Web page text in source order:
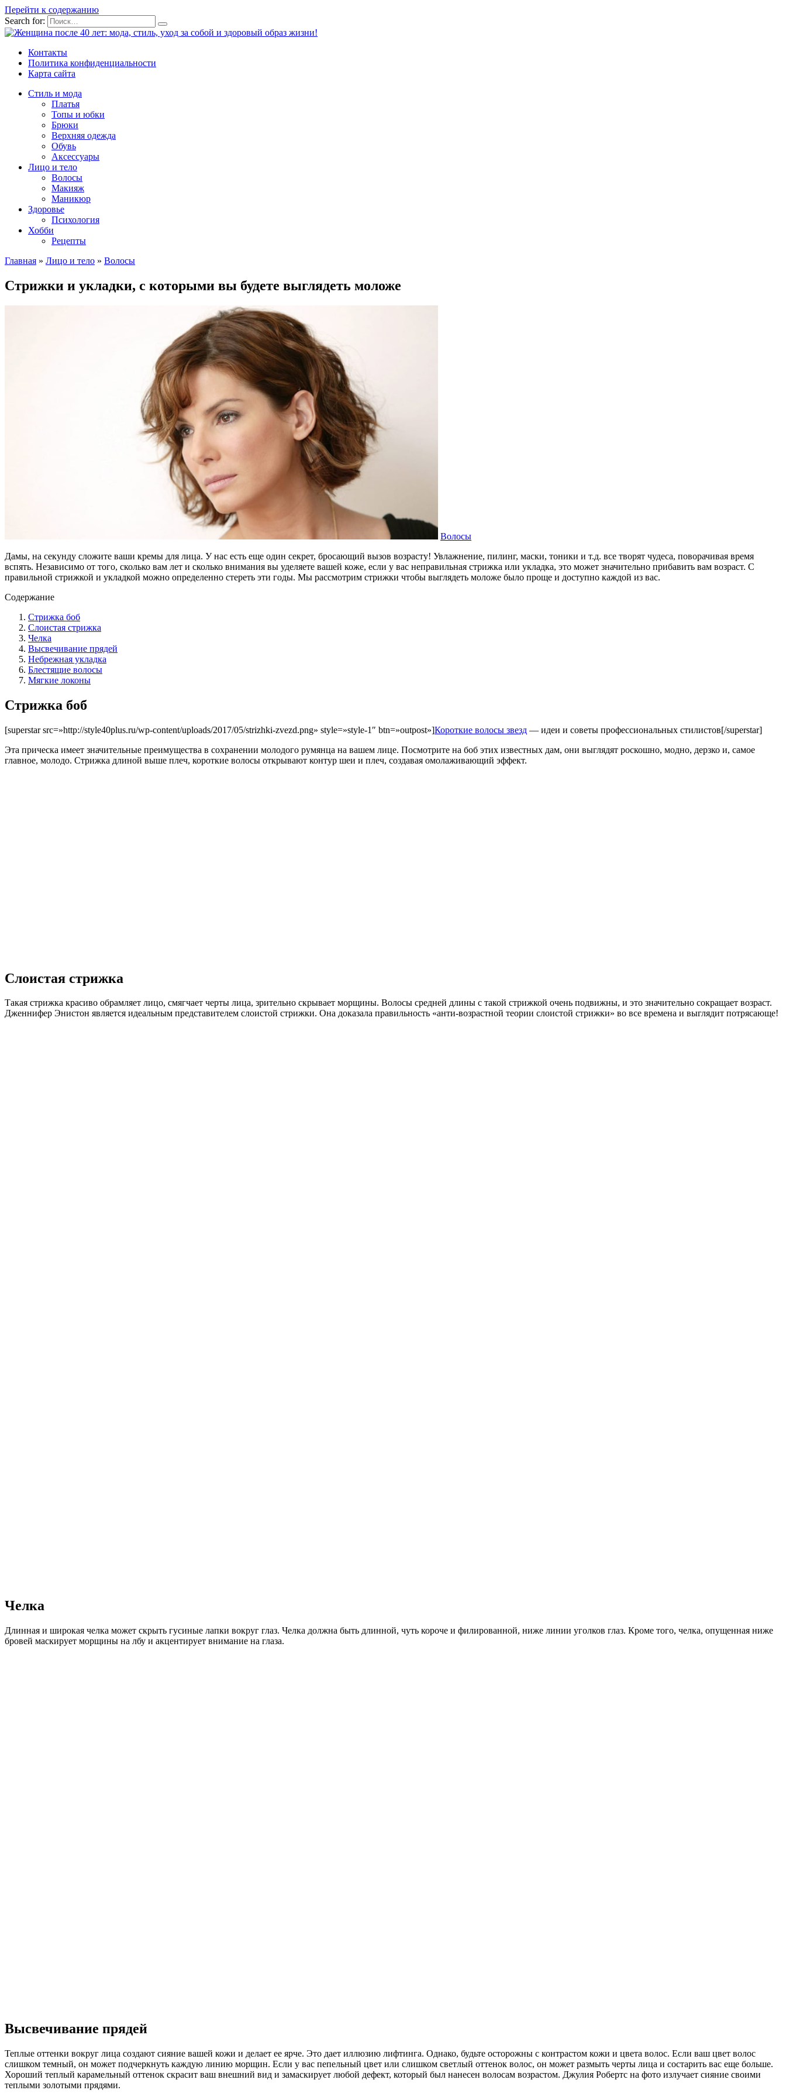
Перейти к содержанию
Search for:
Контакты
Политика конфиденциальности
Карта сайта
Стиль и мода
Платья
Топы и юбки
Брюки
Верхняя одежда
Обувь
Аксессуары
Лицо и тело
Волосы
Макияж
Маникюр
Здоровье
Психология
Хобби
Рецепты
Главная » Лицо и тело » Волосы
Стрижки и укладки, с которыми вы будете выглядеть моложе
Волосы
Дамы, на секунду сложите ваши кремы для лица. У нас есть еще один секрет, бросающий вызов возрасту! Увлажнение, пилинг, маски, тоники и т.д. все творят чудеса, поворачивая время
вспять. Независимо от того, сколько вам лет и сколько внимания вы уделяете вашей коже, если у вас неправильная стрижка или укладка, это может значительно прибавить вам возраст. С
правильной стрижкой и укладкой можно определенно стереть эти годы. Мы рассмотрим стрижки чтобы выглядеть моложе было проще и доступно каждой из вас.
Содержание
Стрижка боб
Слоистая стрижка
Челка
Высвечивание прядей
Небрежная укладка
Блестящие волосы
Мягкие локоны
Стрижка боб
[superstar src=»http://style40plus.ru/wp-content/uploads/2017/05/strizhki-zvezd.png» style=»style-1″ btn=»outpost»]Короткие волосы звезд — идеи и советы профессиональных стилистов[/superstar]
Эта прическа имеет значительные преимущества в сохранении молодого румянца на вашем лице. Посмотрите на боб этих известных дам, они выглядят роскошно, модно, дерзко и, самое
главное, молодо. Стрижка длиной выше плеч, короткие волосы открывают контур шеи и плеч, создавая омолаживающий эффект.
Слоистая стрижка
Такая стрижка красиво обрамляет лицо, смягчает черты лица, зрительно скрывает морщины. Волосы средней длины с такой стрижкой очень подвижны, и это значительно сокращает возраст.
Дженнифер Энистон является идеальным представителем слоистой стрижки. Она доказала правильность «анти-возрастной теории слоистой стрижки» во все времена и выглядит потрясающе!
Челка
Длинная и широкая челка может скрыть гусиные лапки вокруг глаз. Челка должна быть длинной, чуть короче и филированной, ниже линии уголков глаз. Кроме того, челка, опущенная ниже
бровей маскирует морщины на лбу и акцентирует внимание на глаза.
Высвечивание прядей
Теплые оттенки вокруг лица создают сияние вашей кожи и делает ее ярче. Это дает иллюзию лифтинга. Однако, будьте осторожны с контрастом кожи и цвета волос. Если ваш цвет волос
слишком темный, он может подчеркнуть каждую линию морщин. Если у вас пепельный цвет или слишком светлый оттенок волос, он может размыть черты лица и состарить вас еще больше.
Хороший теплый карамельный оттенок скрасит ваш внешний вид и замаскирует любой дефект, который был нанесен волосам возрастом. Джулия Робертс на фото излучает сияние своими
теплыми золотыми прядями.